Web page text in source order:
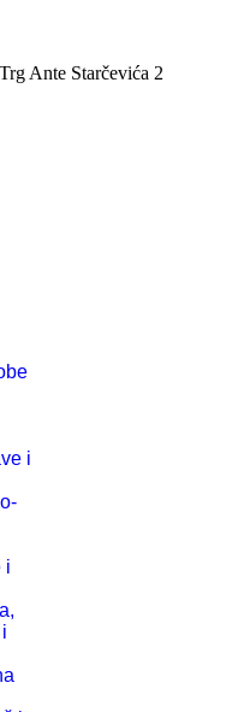
Ante Starčevića 2
i
i